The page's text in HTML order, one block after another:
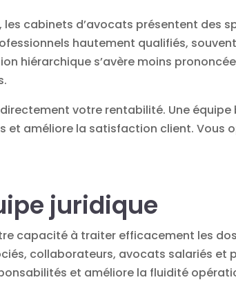
cabinets d’avocats présentent des
hautement qualifiés,
hiérarchique s’avère moins
votre rentabilité. Une
et améliore la satisfaction client. Vous
juridique
capacité à traiter efficacement les
collaborateurs, avocats salariés et
et améliore la fluidité